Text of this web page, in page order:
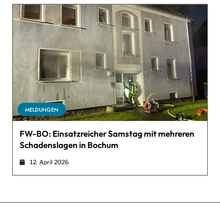
MELDUNGEN
FW-BO: Einsatzreicher Samstag mit mehreren
Schadenslagen in Bochum
12. April 2026